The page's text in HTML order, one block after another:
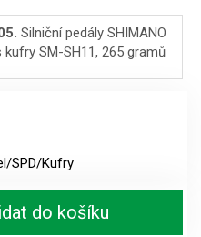
Silniční pedály SHIMANO
kufry SM-SH11, 265 gramů
SPD/Kufry
do košíku